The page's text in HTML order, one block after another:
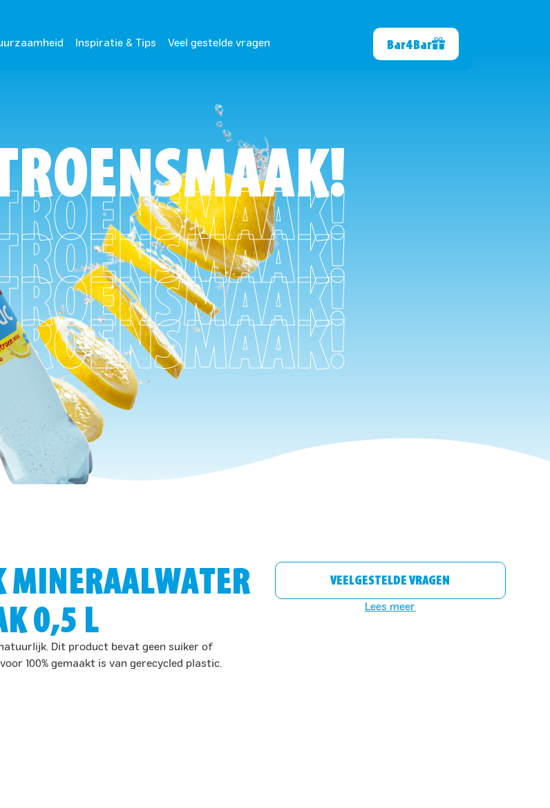
Inspiratie & Tips Veel gestelde vragen Bar4Bar
MINERAALWATER
0,5 L
Dit product bevat geen suiker of
100% gemaakt is van gerecycled plastic.
VEELGESTELDE VRAGEN
Lees meer